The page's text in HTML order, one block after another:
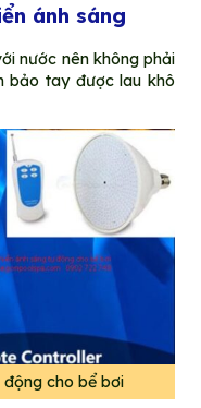
ánh sáng
nước nên không phải
bảo tay được lau khô
động cho bể bơi